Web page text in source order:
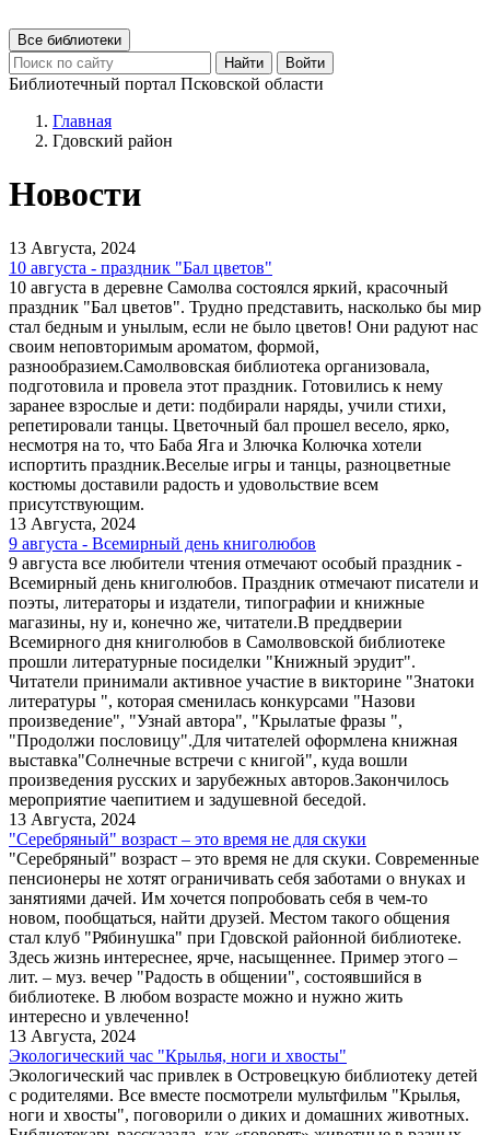
Все библиотеки
Найти
Войти
Библиотечный портал Псковской области
Главная
Гдовский район
Новости
13 Августа, 2024
10 августа - праздник "Бал цветов"
10 августа в деревне Самолва состоялся яркий, красочный
праздник "Бал цветов". Трудно представить, насколько бы мир
стал бедным и унылым, если не было цветов! Они радуют нас
своим неповторимым ароматом, формой,
разнообразием.Самолвовская библиотека организовала,
подготовила и провела этот праздник. Готовились к нему
заранее взрослые и дети: подбирали наряды, учили стихи,
репетировали танцы. Цветочный бал прошел весело, ярко,
несмотря на то, что Баба Яга и Злючка Колючка хотели
испортить праздник.Веселые игры и танцы, разноцветные
костюмы доставили радость и удовольствие всем
присутствующим.
13 Августа, 2024
9 августа - Всемирный день книголюбов
9 августа все любители чтения отмечают особый праздник -
Всемирный день книголюбов. Праздник отмечают писатели и
поэты, литераторы и издатели, типографии и книжные
магазины, ну и, конечно же, читатели.В преддверии
Всемирного дня книголюбов в Самолвовской библиотеке
прошли литературные посиделки "Книжный эрудит".
Читатели принимали активное участие в викторине "Знатоки
литературы ", которая сменилась конкурсами "Назови
произведение", "Узнай автора", "Крылатые фразы ",
"Продолжи пословицу".Для читателей оформлена книжная
выставка"Солнечные встречи с книгой", куда вошли
произведения русских и зарубежных авторов.Закончилось
мероприятие чаепитием и задушевной беседой.
13 Августа, 2024
"Серебряный" возраст – это время не для скуки
"Серебряный" возраст – это время не для скуки. Современные
пенсионеры не хотят ограничивать себя заботами о внуках и
занятиями дачей. Им хочется попробовать себя в чем-то
новом, пообщаться, найти друзей. Местом такого общения
стал клуб "Рябинушка" при Гдовской районной библиотеке.
Здесь жизнь интереснее, ярче, насыщеннее. Пример этого –
лит. – муз. вечер "Радость в общении", состоявшийся в
библиотеке. В любом возрасте можно и нужно жить
интересно и увлеченно!
13 Августа, 2024
Экологический час "Крылья, ноги и хвосты"
Экологический час привлек в Островецкую библиотеку детей
с родителями. Все вместе посмотрели мультфильм "Крылья,
ноги и хвосты", поговорили о диких и домашних животных.